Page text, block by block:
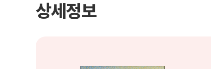
상세정보